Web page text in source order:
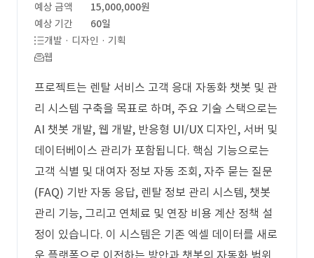
예상 금액
15,000,000원
예상 기간
60일
개발 · 디자인 · 기획
웹
프로젝트는 렌탈 서비스 고객 응대 자동화 챗봇 및 관
리 시스템 구축을 목표로 하며, 주요 기술 스택으로는
AI 챗봇 개발, 웹 개발, 반응형 UI/UX 디자인, 서버 및
데이터베이스 관리가 포함됩니다. 핵심 기능으로는
고객 식별 및 대여자 정보 자동 조회, 자주 묻는 질문
(FAQ) 기반 자동 응답, 렌탈 정보 관리 시스템, 챗봇
관리 기능, 그리고 연체료 및 연장 비용 계산 정책 설
정이 있습니다. 이 시스템은 기존 엑셀 데이터를 새로
운 플랫폼으로 이전하는 방안과 챗봇의 자동화 범위